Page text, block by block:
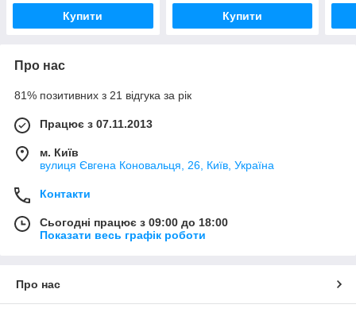
Купити Купити
Про нас
81% позитивних з 21 відгука за рік
Працює з 07.11.2013
м. Київ
вулиця Євгена Коновальця, 26, Київ, Україна
Контакти
Сьогодні працює з 09:00 до 18:00
Показати весь графік роботи
Про нас